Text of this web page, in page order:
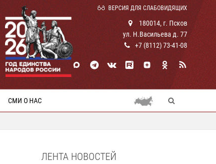
ВЕРСИЯ ДЛЯ СЛАБОВИДЯЩИХ
180014, г. Псков
ул. Н.Васильева д. 77
+7 (8112) 73-41-08
СМИ О НАС
ЛЕНТА НОВОСТЕЙ